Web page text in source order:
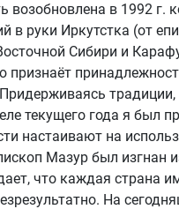
в 1992 г.
в руки Иркутстка (от
Сибири и
признаёт
текущего года я был
настаивают на
Мазур был изгнан
что каждая страна
На